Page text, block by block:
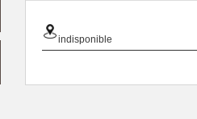
indisponible